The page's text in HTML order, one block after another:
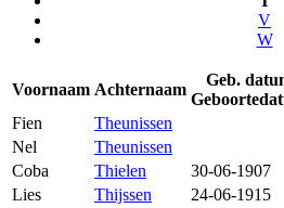
V
W
Voornaam Achternaam
Geb.
Fien
Theunissen
Nel
Theunissen
Coba
Thielen 30-06-1907
Lies
Thijssen 24-06-1915